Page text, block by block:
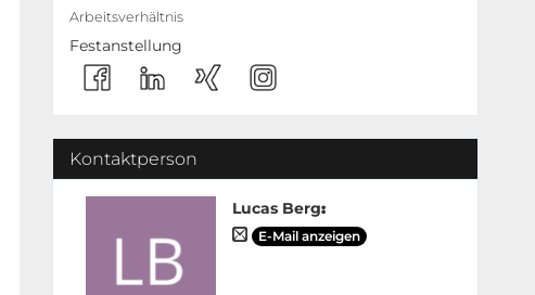
Arbeitsverhältnis
Festanstellung
Kontaktperson
Lucas Berg:
E-Mail anzeigen